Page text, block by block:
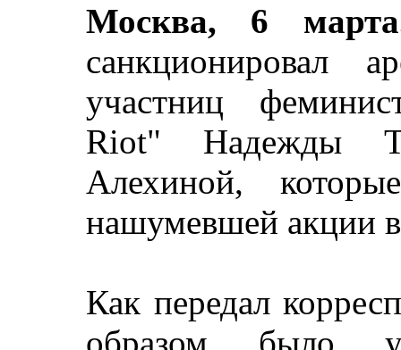
Москва, 6
санкционировал
участниц
Riot" Надежды
Алехиной,
нашумевшей акции
Как передал
образом было